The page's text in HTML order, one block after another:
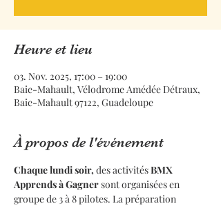
Heure et lieu
03. Nov. 2025, 17:00 – 19:00
Baie-Mahault, Vélodrome Amédée Détraux,
Baie-Mahault 97122, Guadeloupe
À propos de l'événement
Chaque lundi soir, des activités BMX
Apprends à Gagner sont organisées en
groupe de 3 à 8 pilotes. La préparation